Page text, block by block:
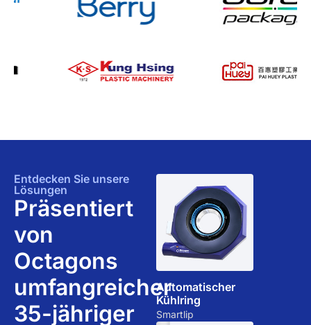
Entdecken Sie unsere
Lösungen
Präsentiert
von
Octagons
umfangreicher
35-jähriger
Automatischer
Kühlring
Smartlip